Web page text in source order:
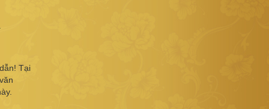
Tại